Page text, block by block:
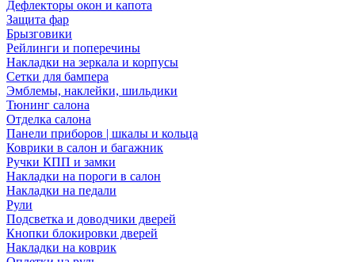
Дефлекторы окон и капота
Защита фар
Брызговики
Рейлинги и поперечины
Накладки на зеркала и корпусы
Сетки для бампера
Эмблемы, наклейки, шильдики
Тюнинг салона
Отделка салона
Панели приборов | шкалы и кольца
Коврики в салон и багажник
Ручки КПП и замки
Накладки на пороги в салон
Накладки на педали
Рули
Подсветка и доводчики дверей
Кнопки блокировки дверей
Накладки на коврик